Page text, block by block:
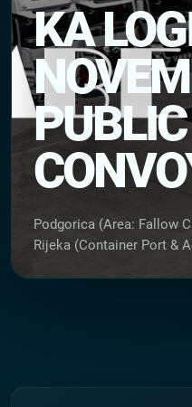
KA
PUBLIC
Podgorica (Area: Fallow
Rijeka (Container Port &